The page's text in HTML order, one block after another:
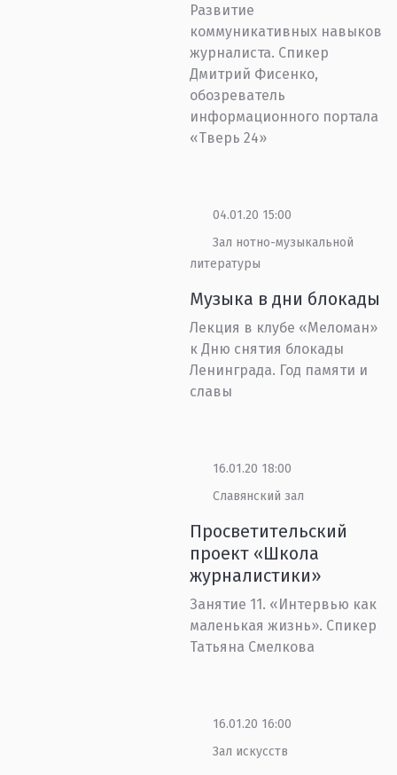
Развитие
коммуникативных навыков
журналиста. Спикер
Дмитрий Фисенко,
обозреватель
информационного портала
«Тверь 24»
04.01.20 15:00
Зал нотно-музыкальной
литературы
Музыка в дни блокады
Лекция в клубе «Меломан»
к Дню снятия блокады
Ленинграда. Год памяти и
славы
16.01.20 18:00
Славянский зал
Просветительский
проект «Школа
журналистики»
Занятие 11. «Интервью как
маленькая жизнь». Спикер
Татьяна Смелкова
16.01.20 16:00
Зал искусств